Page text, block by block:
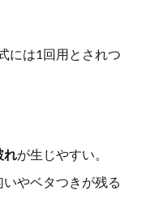
には1回用とされつ
れが生じやすい。
やベタつきが残る